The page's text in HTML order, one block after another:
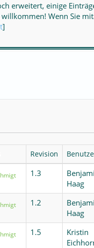
erweitert, einige
Wenn Sie
]
Revision
1.3
Haag
1.2
Haag
1.5
Kristin